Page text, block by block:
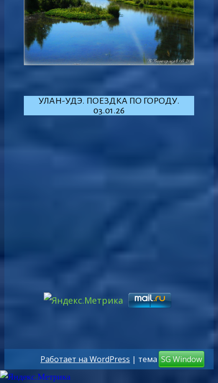
УЛАН-УДЭ. ПОЕЗДКА ПО ГОРОДУ.
03.01.26
Работает на WordPress | темаSG Window